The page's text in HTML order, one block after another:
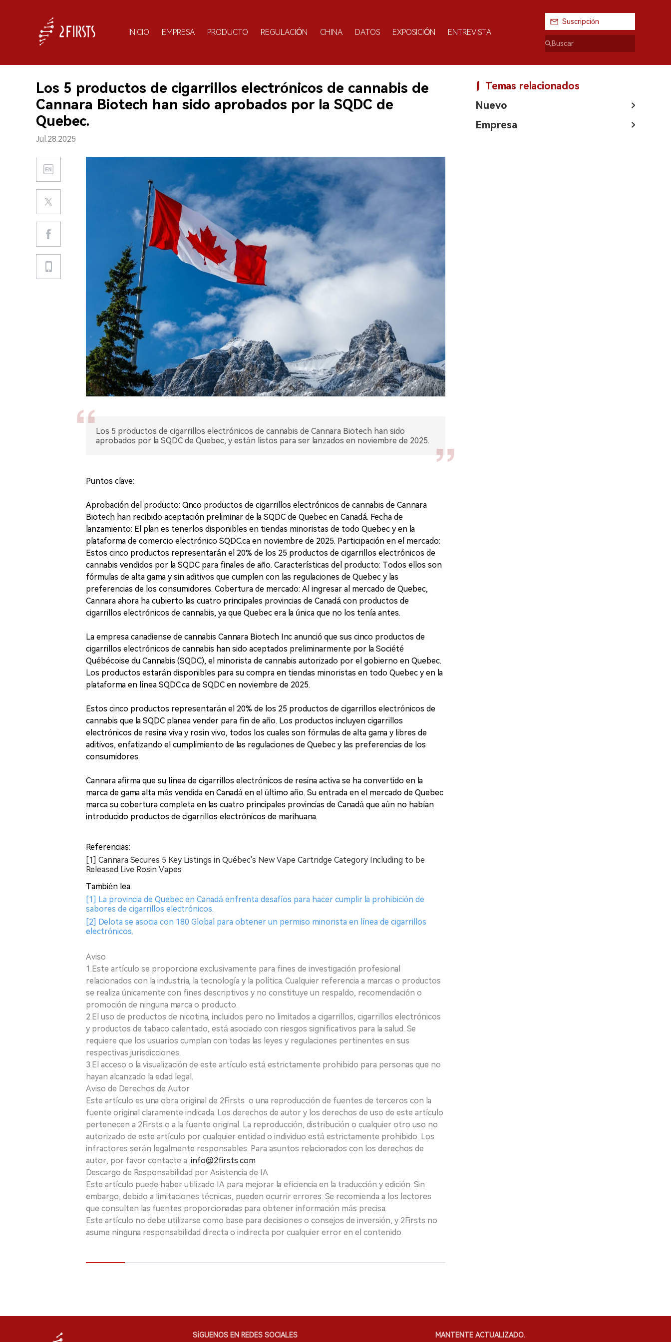
INICIO EMPRESA PRODUCTO REGULACIÓN CHINA DATOS EXPOSICIÓN ENTREVISTA
Suscripción
Los 5 productos de cigarrillos electrónicos de cannabis de
Cannara Biotech han sido aprobados por la SQDC de
Quebec.
Jul.28.2025
Los 5 productos de cigarrillos electrónicos de cannabis de Cannara Biotech han sido
aprobados por la SQDC de Quebec, y están listos para ser lanzados en noviembre de 2025.
Puntos clave:
Aprobación del producto: Cinco productos de cigarrillos electrónicos de cannabis de Cannara
Biotech han recibido aceptación preliminar de la SQDC de Quebec en Canadá. Fecha de
lanzamiento: El plan es tenerlos disponibles en tiendas minoristas de todo Quebec y en la
plataforma de comercio electrónico SQDC.ca en noviembre de 2025. Participación en el mercado:
Estos cinco productos representarán el 20% de los 25 productos de cigarrillos electrónicos de
cannabis vendidos por la SQDC para finales de año. Características del producto: Todos ellos son
fórmulas de alta gama y sin aditivos que cumplen con las regulaciones de Quebec y las
preferencias de los consumidores. Cobertura de mercado: Al ingresar al mercado de Quebec,
Cannara ahora ha cubierto las cuatro principales provincias de Canadá con productos de
cigarrillos electrónicos de cannabis, ya que Quebec era la única que no los tenía antes.
La empresa canadiense de cannabis Cannara Biotech Inc anunció que sus cinco productos de
cigarrillos electrónicos de cannabis han sido aceptados preliminarmente por la Société
Québécoise du Cannabis (SQDC), el minorista de cannabis autorizado por el gobierno en Quebec.
Los productos estarán disponibles para su compra en tiendas minoristas en todo Quebec y en la
plataforma en línea SQDC.ca de SQDC en noviembre de 2025.
Estos cinco productos representarán el 20% de los 25 productos de cigarrillos electrónicos de
cannabis que la SQDC planea vender para fin de año. Los productos incluyen cigarrillos
electrónicos de resina viva y rosin vivo, todos los cuales son fórmulas de alta gama y libres de
aditivos, enfatizando el cumplimiento de las regulaciones de Quebec y las preferencias de los
consumidores.
Cannara afirma que su línea de cigarrillos electrónicos de resina activa se ha convertido en la
marca de gama alta más vendida en Canadá en el último año. Su entrada en el mercado de Quebec
marca su cobertura completa en las cuatro principales provincias de Canadá que aún no habían
introducido productos de cigarrillos electrónicos de marihuana.
Referencias:
[1] Cannara Secures 5 Key Listings in Québec's New Vape Cartridge Category Including to be
Released Live Rosin Vapes
También lea:
[1] La provincia de Quebec en Canadá enfrenta desafíos para hacer cumplir la prohibición de
sabores de cigarrillos electrónicos.
[2] Delota se asocia con 180 Global para obtener un permiso minorista en línea de cigarrillos
electrónicos.
Aviso
1.Este artículo se proporciona exclusivamente para fines de investigación profesional
relacionados con la industria, la tecnología y la política. Cualquier referencia a marcas o productos
se realiza únicamente con fines descriptivos y no constituye un respaldo, recomendación o
promoción de ninguna marca o producto.
2.El uso de productos de nicotina, incluidos pero no limitados a cigarrillos, cigarrillos electrónicos
y productos de tabaco calentado, está asociado con riesgos significativos para la salud. Se
requiere que los usuarios cumplan con todas las leyes y regulaciones pertinentes en sus
respectivas jurisdicciones.
3.El acceso o la visualización de este artículo está estrictamente prohibido para personas que no
hayan alcanzado la edad legal.
Aviso de Derechos de Autor
Este artículo es una obra original de 2Firsts o una reproducción de fuentes de terceros con la
fuente original claramente indicada. Los derechos de autor y los derechos de uso de este artículo
pertenecen a 2Firsts o a la fuente original. La reproducción, distribución o cualquier otro uso no
autorizado de este artículo por cualquier entidad o individuo está estrictamente prohibido. Los
infractores serán legalmente responsables. Para asuntos relacionados con los derechos de
autor, por favor contacte a: info@2firsts.com
Descargo de Responsabilidad por Asistencia de IA
Este artículo puede haber utilizado IA para mejorar la eficiencia en la traducción y edición. Sin
embargo, debido a limitaciones técnicas, pueden ocurrir errores. Se recomienda a los lectores
que consulten las fuentes proporcionadas para obtener información más precisa.
Este artículo no debe utilizarse como base para decisiones o consejos de inversión, y 2Firsts no
asume ninguna responsabilidad directa o indirecta por cualquier error en el contenido.
Temas relacionados
Nuevo
Empresa
SÍGUENOS EN REDES SOCIALES MANTENTE ACTUALIZADO.